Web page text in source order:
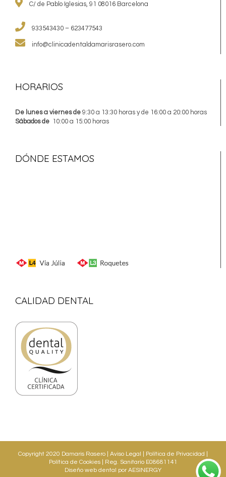
C/ de Pablo Iglesias, 91 08016 Barcelona
933543430 – 623477543
info@clinicadentaldamarisrasero.com
HORARIOS
De lunes a viernes de 9:30 a 13:30 horas y de 16:00 a 20:00 horas
Sábados de 10:00 a 15:00 horas
DÓNDE ESTAMOS
CALIDAD DENTAL
Copyright 2020 Damaris Rasero | Aviso Legal Política de Privacidad
Política de Cookies| Reg. Sanitario E08681141
Diseño web dental
por AESINERGY